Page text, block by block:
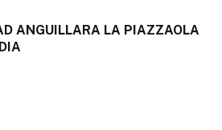
ANGUILLARA LA PIAZZAOLA